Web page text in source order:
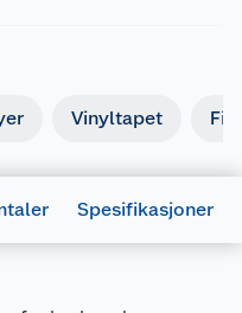
Vinyltapet
Spesifikasjoner